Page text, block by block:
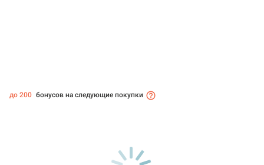
до 200 бонусов на следующие покупки